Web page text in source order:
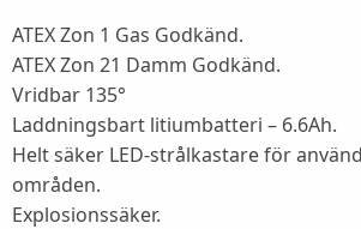
ATEX Zon 1 Gas Godkänd.
ATEX Zon 21 Damm Godkänd.
Vridbar 135°
Laddningsbart litiumbatteri – 6.6Ah.
Helt säker LED-strålkastare för
områden.
Explosionssäker.